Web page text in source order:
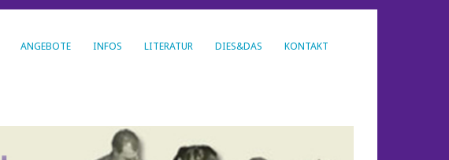
ANGEBOTE INFOS LITERATUR DIES&DAS KONTAKT